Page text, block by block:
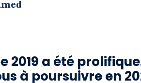
2019 a été
à poursuivre en